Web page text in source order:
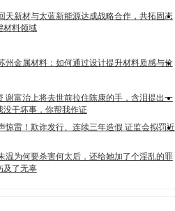
天新材与太蓝新能源达成战略合作，共拓固态
材料领域
州金属材料：如何通过设计提升材料质感与价
谢富治上将去世前拉住陈康的手，含泪提出一
没干坏事，你帮我作证
惊雷！欺诈发行、连续三年造假 证监会拟罚近
温为何要杀害何太后，还给她加了个淫乱的罪
及了无辜